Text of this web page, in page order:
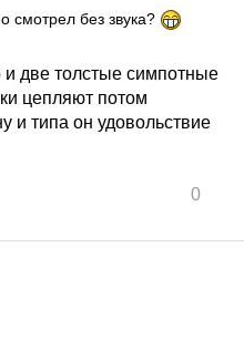
смотрел без звука?
и две толстые симпотные
цепляют потом
и типа он удовольствие
0